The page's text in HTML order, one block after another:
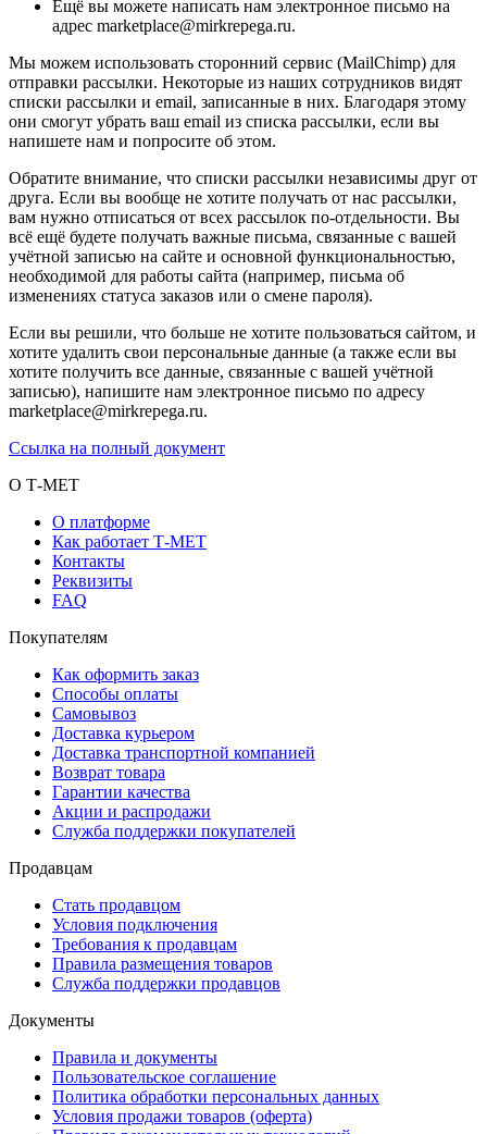
Ещё вы можете написать нам электронное письмо на
адрес marketplace@mirkrepega.ru.
Мы можем использовать сторонний сервис (MailChimp) для
отправки рассылки. Некоторые из наших сотрудников видят
списки рассылки и email, записанные в них. Благодаря этому
они смогут убрать ваш email из списка рассылки, если вы
напишете нам и попросите об этом.
Обратите внимание, что списки рассылки независимы друг от
друга. Если вы вообще не хотите получать от нас рассылки,
вам нужно отписаться от всех рассылок по-отдельности. Вы
всё ещё будете получать важные письма, связанные с вашей
учётной записью на сайте и основной функциональностью,
необходимой для работы сайта (например, письма об
изменениях статуса заказов или о смене пароля).
Если вы решили, что больше не хотите пользоваться сайтом, и
хотите удалить свои персональные данные (а также если вы
хотите получить все данные, связанные с вашей учётной
записью), напишите нам электронное письмо по адресу
marketplace@mirkrepega.ru.
Ссылка на полный документ
О Т-МЕТ
О платформе
Как работает Т-МЕТ
Контакты
Реквизиты
FAQ
Покупателям
Как оформить заказ
Способы оплаты
Самовывоз
Доставка курьером
Доставка транспортной компанией
Возврат товара
Гарантии качества
Акции и распродажи
Служба поддержки покупателей
Продавцам
Стать продавцом
Условия подключения
Требования к продавцам
Правила размещения товаров
Служба поддержки продавцов
Документы
Правила и документы
Пользовательское соглашение
Политика обработки персональных данных
Условия продажи товаров (оферта)